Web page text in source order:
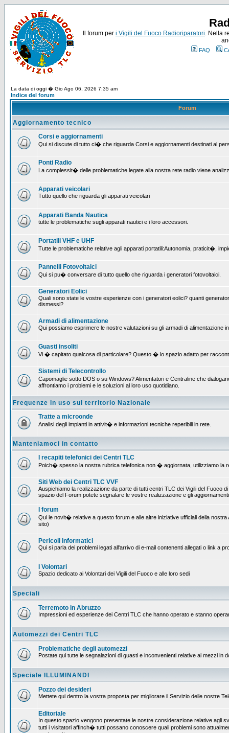
Il forum per i Vigili del Fuoco Radioriparatori. Nella
FAQ
La data di oggi � Gio Ago 06, 2026 7:35 am
Indice del forum
Forum
Aggiornamento tecnico
Corsi e aggiornamenti
Qui si discute di tutto ci� che riguarda Corsi e aggiornamenti destinati al
Ponti Radio
La complessit� delle problematiche legate alla nostra rete radio viene
Apparati veicolari
Tutto quello che riguarda gli apparati veicolari
Apparati Banda Nautica
tutte le problematiche sugli apparati nautici e i loro accessori.
Portatili VHF e UHF
Tutte le problematiche relative agli apparati portatili:Autonomia, praticit�,
Pannelli Fotovoltaici
Qui si pu� conversare di tutto quello che riguarda i generatori fotovoltaici.
Generatori Eolici
Quali sono state le vostre esperienze con i generatori eolici? quanti
dismessi?
Armadi di alimentazione
Qui possiamo esprimere le nostre valutazioni su gli armadi di alimentazione
Guasti insoliti
Vi � capitato qualcosa di particolare? Questo � lo spazio adatto per
Sistemi di Telecontrollo
Capomaglie sotto DOS o su Windows? Alimentatori e Centraline che
affrontiamo i problemi e le soluzioni al loro uso quotidiano.
Frequenze in uso sul territorio Nazionale
Tratte a microonde
Analisi degli impianti in attivit� e informazioni tecniche reperibili in rete.
Manteniamoci in contatto
I recapiti telefonici dei Centri TLC
Poich� spesso la nostra rubrica telefonica non � aggiornata, utilizziamo la
Siti Web dei Centri TLC VVF
Auspichiamo la realizzazione da parte di tutti centri TLC dei Vigili del Fuoco
spazio del Forum potete segnalare le vostre realizzazione e gli
I forum
Qui le novit� relative a questo forum e alle altre iniziative ufficiali della
sito)
Pericoli informatici
Qui si parla dei problemi legati all'arrivo di e-mail contenenti allegati o link a
I Volontari
Spazio dedicato ai Volontari dei Vigili del Fuoco e alle loro sedi
Speciali
Terremoto in Abruzzo
Impressioni ed esperienze dei Centri TLC che hanno operato e stanno
Automezzi dei Centri TLC
Problematiche degli automezzi
Postate qui tutte le segnalazioni di guasti e inconvenienti relative ai mezzi in
Speciale ILLUMINANDI
Pozzo dei desideri
Mettete qui dentro la vostra proposta per migliorare il Servizio delle nostre
Editoriale
In questo spazio vengono presentate le nostre considerazione relative agli
tutti i visitatori affinch� tutti possano conoscere quali problemi sono